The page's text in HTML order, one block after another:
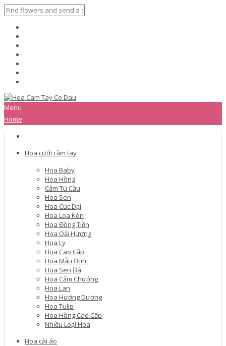
Menu
Home
Hoa cưới cầm tay
Hoa Baby
Hoa Hồng
Cẩm Tú Cầu
Hoa Sen
Hoa Cúc Dại
Hoa Loa Kèn
Hoa Đồng Tiền
Hoa Oải Hương
Hoa Ly
Hoa Cao Cấp
Hoa Mẫu Đơn
Hoa Sen Đá
Hoa Cẩm Chướng
Hoa Lan
Hoa Hướng Dương
Hoa Tulip
Hoa Hồng Cao Cấp
Nhiều Loại Hoa
Hoa cài áo